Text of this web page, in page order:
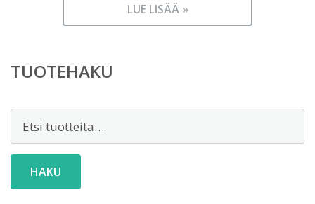
LUE LISÄÄ »
TUOTEHAKU
HAKU